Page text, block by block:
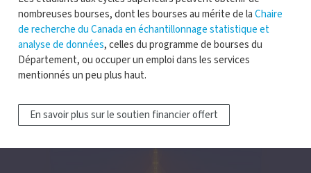
nombreuses bourses, dont les bourses au mérite de la Chaire
de recherche du Canada en échantillonnage statistique et
analyse de données, celles du programme de bourses du
Département, ou occuper un emploi dans les services
mentionnés un peu plus haut.
En savoir plus sur le soutien financier offert